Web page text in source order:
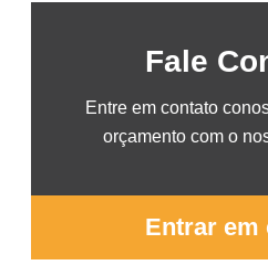
Fale
Entre em contato
orçamento com o
Entrar em